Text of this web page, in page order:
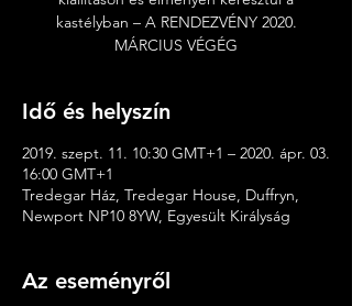
kastélyban – A RENDEZVÉNY 2020.
MÁRCIUS VÉGÉG
Idő és helyszín
2019. szept. 11. 10:30 GMT+1 – 2020. ápr. 03.
16:00 GMT+1
Tredegar Ház, Tredegar House, Duffryn,
Newport NP10 8YW, Egyesült Királyság
Az eseményről